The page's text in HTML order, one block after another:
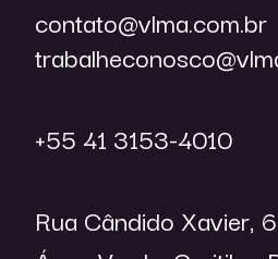
contato@vlma.com.br
+55 41 3153-4010
Rua Cândido Xavier,